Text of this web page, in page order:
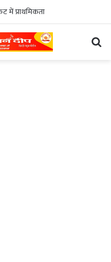
में प्राथमिकता